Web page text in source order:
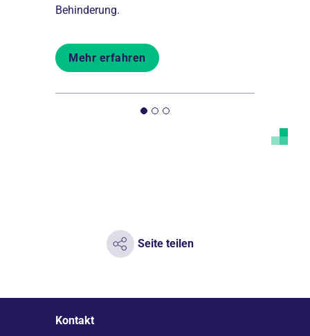
Behinderung.
Mehr erfahren
Seite teilen
Kontakt